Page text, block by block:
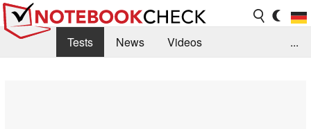
Tests News
Videos
...